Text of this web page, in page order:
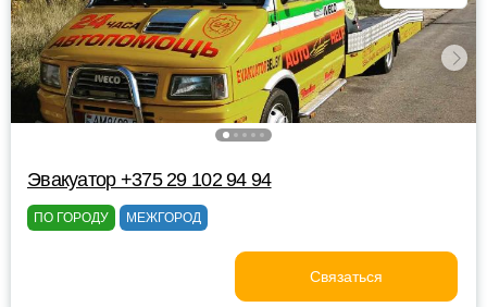
Эвакуатор +375 29 102 94 94
ПО ГОРОДУ МЕЖГОРОД
Связаться